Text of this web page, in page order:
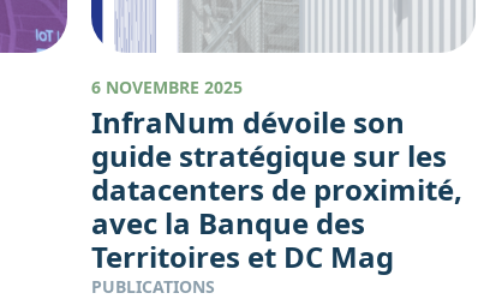
6 NOVEMBRE 2025
InfraNum dévoile son
guide stratégique sur les
datacenters de proximité,
avec la Banque des
Territoires et DC Mag
PUBLICATIONS